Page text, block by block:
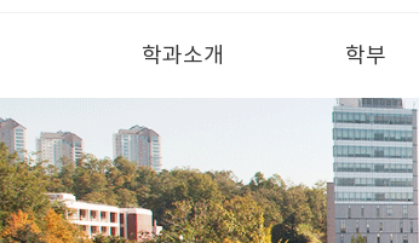
학과소개 학부